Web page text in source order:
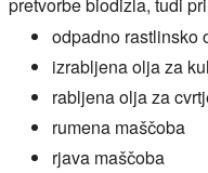
odpadno rastlinsko
izrabljena olja za
rabljena olja za
rumena maščoba
rjava maščoba